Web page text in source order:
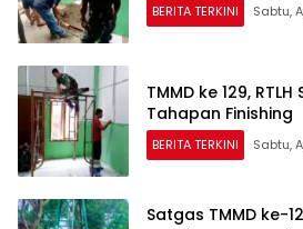
BERITA TERKINI Sabtu,
TMMD ke 129,
Tahapan Finishing
BERITA TERKINI Sabtu,
Satgas TMMD ke-